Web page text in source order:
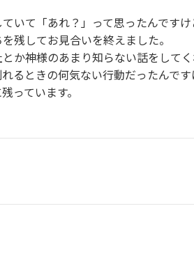
いて「あれ？」って思ったんです
残してお見合いを終えました。
か神様のあまり知らない話をして
るときの何気ない行動だったんで
っています。